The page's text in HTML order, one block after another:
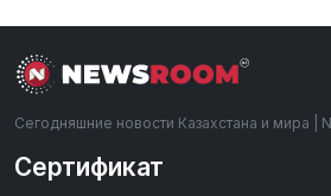
Сегодняшние новости Казахстана и мира |
Сертификат